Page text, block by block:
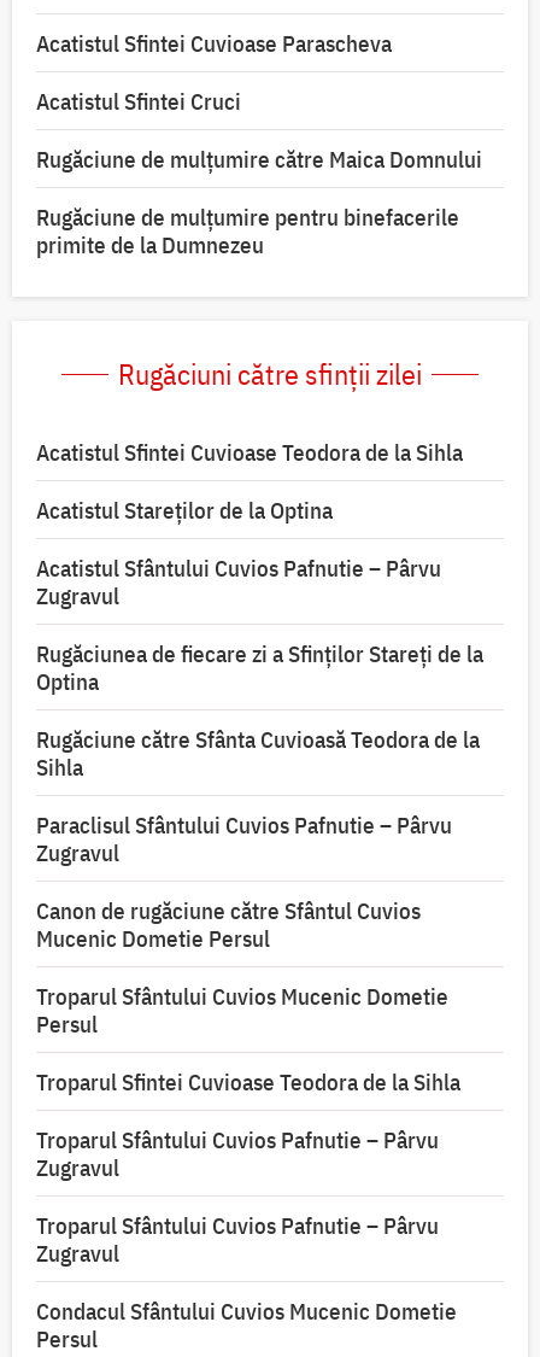
Acatistul Sfintei Cuvioase Parascheva
Acatistul Sfintei Cruci
Rugăciune de mulţumire către Maica Domnului
Rugăciune de mulțumire pentru binefacerile
primite de la Dumnezeu
Rugăciuni către sfinții zilei
Acatistul Sfintei Cuvioase Teodora de la Sihla
Acatistul Stareţilor de la Optina
Acatistul Sfântului Cuvios Pafnutie – Pârvu
Zugravul
Rugăciunea de fiecare zi a Sfinților Stareți de la
Optina
Rugăciune către Sfânta Cuvioasă Teodora de la
Sihla
Paraclisul Sfântului Cuvios Pafnutie – Pârvu
Zugravul
Canon de rugăciune către Sfântul Cuvios
Mucenic Dometie Persul
Troparul Sfântului Cuvios Mucenic Dometie
Persul
Troparul Sfintei Cuvioase Teodora de la Sihla
Troparul Sfântului Cuvios Pafnutie – Pârvu
Zugravul
Troparul Sfântului Cuvios Pafnutie – Pârvu
Zugravul
Condacul Sfântului Cuvios Mucenic Dometie
Persul